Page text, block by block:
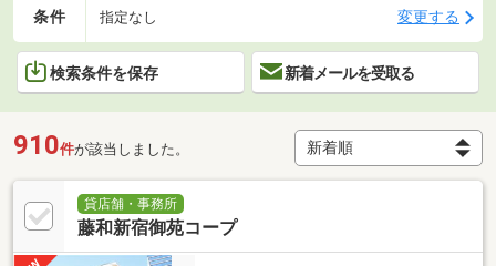
条件 指定なし 変更する
検索条件を保存 新着メールを受取る
910件が該当しました。
貸店舗・事務所
藤和新宿御苑コープ